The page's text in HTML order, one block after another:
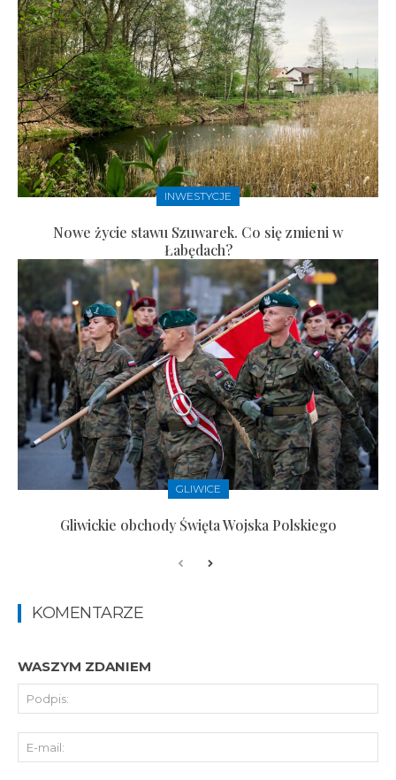
INWESTYCJE
Nowe życie stawu Szuwarek. Co się zmieni w
Łabędach?
GLIWICE
Gliwickie obchody Święta Wojska Polskiego
KOMENTARZE
WASZYM ZDANIEM